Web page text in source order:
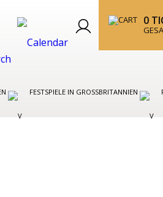
0
FESTSPIELE IN GROSSBRITANNIEN